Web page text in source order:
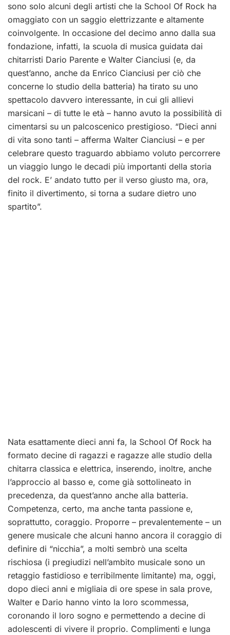
sono solo alcuni degli artisti che la School Of Rock ha
omaggiato con un saggio elettrizzante e altamente
coinvolgente. In occasione del decimo anno dalla sua
fondazione, infatti, la scuola di musica guidata dai
chitarristi Dario Parente e Walter Cianciusi (e, da
quest’anno, anche da Enrico Cianciusi per ciò che
concerne lo studio della batteria) ha tirato su uno
spettacolo davvero interessante, in cui gli allievi
marsicani – di tutte le età – hanno avuto la possibilità di
cimentarsi su un palcoscenico prestigioso. “Dieci anni
di vita sono tanti – afferma Walter Cianciusi – e per
celebrare questo traguardo abbiamo voluto percorrere
un viaggio lungo le decadi più importanti della storia
del rock. E’ andato tutto per il verso giusto ma, ora,
finito il divertimento, si torna a sudare dietro uno
spartito”.
Nata esattamente dieci anni fa, la School Of Rock ha
formato decine di ragazzi e ragazze alle studio della
chitarra classica e elettrica, inserendo, inoltre, anche
l’approccio al basso e, come già sottolineato in
precedenza, da quest’anno anche alla batteria.
Competenza, certo, ma anche tanta passione e,
soprattutto, coraggio. Proporre – prevalentemente – un
genere musicale che alcuni hanno ancora il coraggio di
definire di “nicchia”, a molti sembrò una scelta
rischiosa (i pregiudizi nell’ambito musicale sono un
retaggio fastidioso e terribilmente limitante) ma, oggi,
dopo dieci anni e migliaia di ore spese in sala prove,
Walter e Dario hanno vinto la loro scommessa,
coronando il loro sogno e permettendo a decine di
adolescenti di vivere il proprio. Complimenti e lunga